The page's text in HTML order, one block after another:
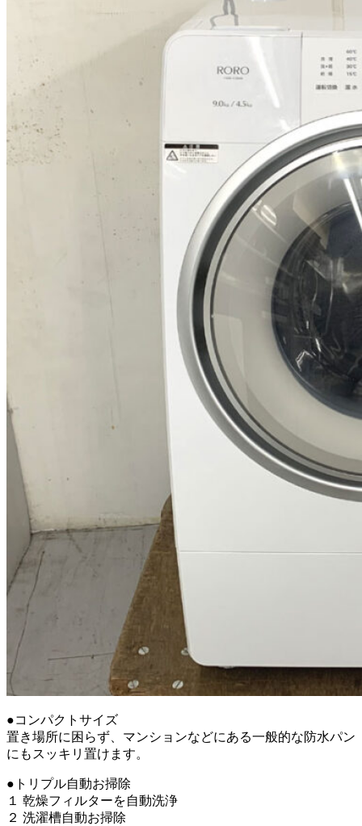
●コンパクトサイズ
置き場所に困らず、マンションなどにある一般的な防水パン
にもスッキリ置けます。
●トリプル自動お掃除
１ 乾燥フィルターを自動洗浄
２ 洗濯槽自動お掃除